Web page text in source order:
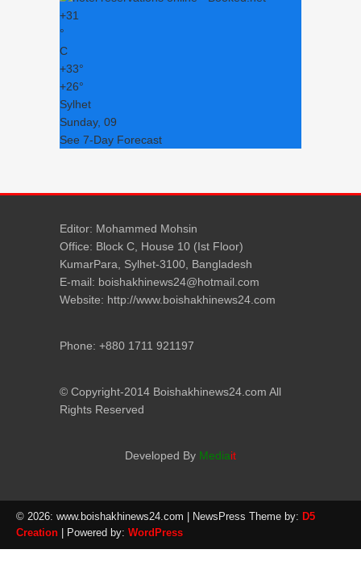
+31
°
C
+33°
+26°
Sylhet
Sunday, 09
See 7-Day Forecast
Editor: Mohammed Mohsin
Office: Block C, House 10 (Ist Floor)
KumarPara, Sylhet-3100, Bangladesh
E-mail: boishakhinews24@hotmail.com
Website: http://www.boishakhinews24.com
Phone: +880 1711 921197
© Copyright-2014 Boishakhinews24.com All
Rights Reserved
Developed By Mediait
© 2026: www.boishakhinews24.com | NewsPress Theme by: D5
Creation | Powered by: WordPress